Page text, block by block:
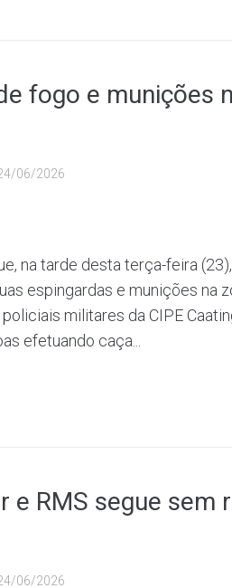
fogo e munições
06/2026
na tarde desta terça-feira
espingardas e munições na
militares da CIPE
efetuando caça...
e RMS segue sem
06/2026